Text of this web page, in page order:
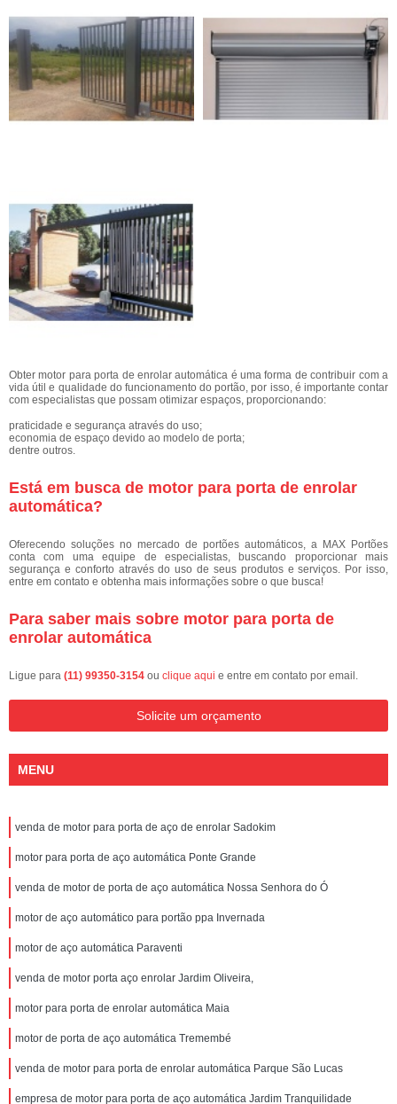
Obter motor para porta de enrolar automática é uma forma de contribuir com a
vida útil e qualidade do funcionamento do portão, por isso, é importante contar
com especialistas que possam otimizar espaços, proporcionando:
praticidade e segurança através do uso;
economia de espaço devido ao modelo de porta;
dentre outros.
Está em busca de motor para porta de enrolar
automática?
Oferecendo soluções no mercado de portões automáticos, a MAX Portões
conta com uma equipe de especialistas, buscando proporcionar mais
segurança e conforto através do uso de seus produtos e serviços. Por isso,
entre em contato e obtenha mais informações sobre o que busca!
Para saber mais sobre motor para porta de
enrolar automática
Ligue para (11) 99350-3154 ou clique aqui e entre em contato por email.
Solicite um orçamento
MENU
venda de motor para porta de aço de enrolar Sadokim
motor para porta de aço automática Ponte Grande
venda de motor de porta de aço automática Nossa Senhora do Ó
motor de aço automático para portão ppa Invernada
motor de aço automática Paraventi
venda de motor porta aço enrolar Jardim Oliveira,
motor para porta de enrolar automática Maia
motor de porta de aço automática Tremembé
venda de motor para porta de enrolar automática Parque São Lucas
empresa de motor para porta de aço automática Jardim Tranquilidade